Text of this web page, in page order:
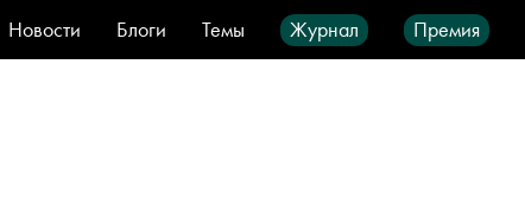
Новости Блоги Темы Журнал Премия
Стиль
Видео Город IT-продукты